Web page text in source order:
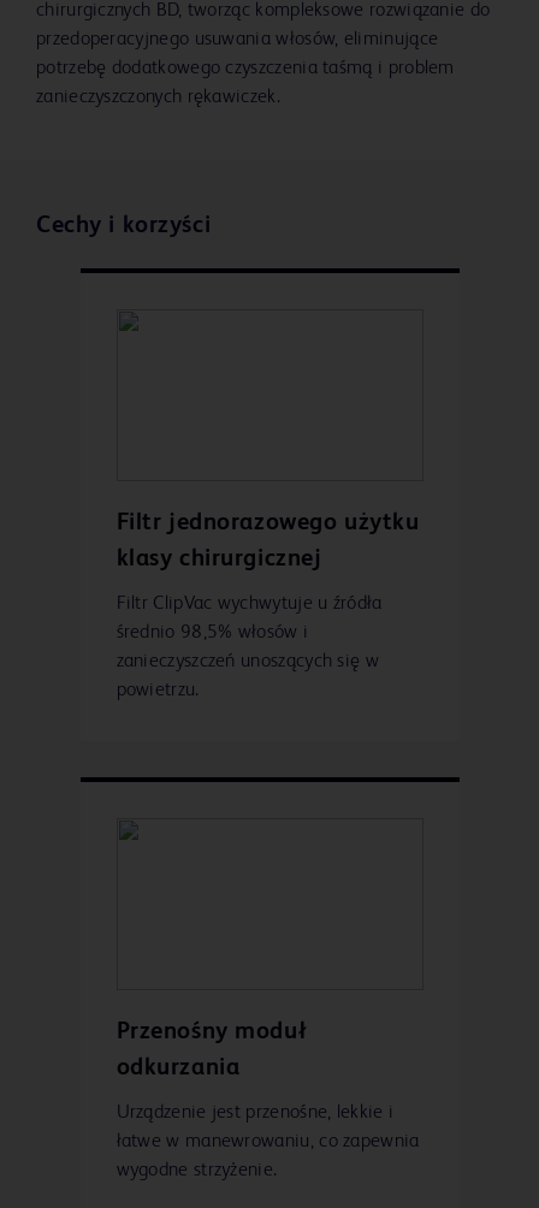
chirurgicznych BD, tworząc kompleksowe rozwiązanie do
przedoperacyjnego usuwania włosów, eliminujące
potrzebę dodatkowego czyszczenia taśmą i problem
zanieczyszczonych rękawiczek.
Cechy i korzyści
Filtr jednorazowego użytku
klasy chirurgicznej
Filtr ClipVac wychwytuje u źródła
średnio 98,5% włosów i
zanieczyszczeń unoszących się w
powietrzu.
Przenośny moduł
odkurzania
Urządzenie jest przenośne, lekkie i
łatwe w manewrowaniu, co zapewnia
wygodne strzyżenie.